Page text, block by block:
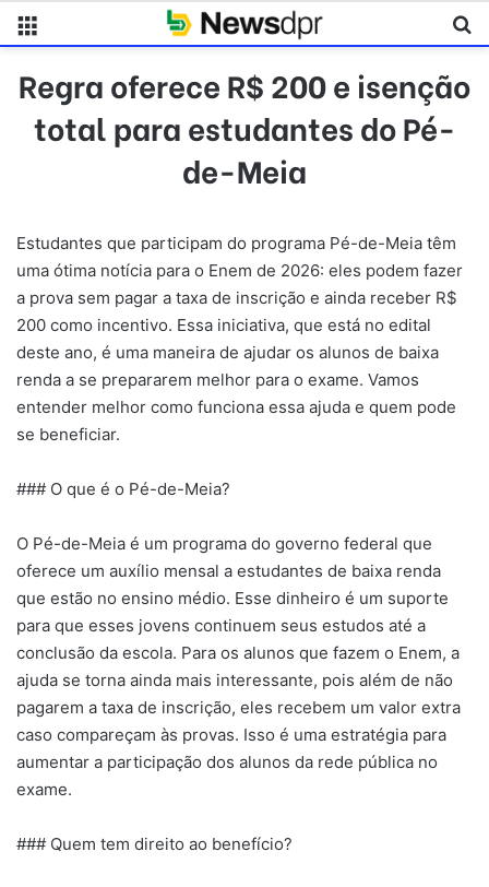
Regra oferece R$ 200 e isenção
total para estudantes do Pé-
de-Meia
Estudantes que participam do programa Pé-de-Meia têm
uma ótima notícia para o Enem de 2026: eles podem fazer
a prova sem pagar a taxa de inscrição e ainda receber R$
200 como incentivo. Essa iniciativa, que está no edital
deste ano, é uma maneira de ajudar os alunos de baixa
renda a se prepararem melhor para o exame. Vamos
entender melhor como funciona essa ajuda e quem pode
se beneficiar.
### O que é o Pé-de-Meia?
O Pé-de-Meia é um programa do governo federal que
oferece um auxílio mensal a estudantes de baixa renda
que estão no ensino médio. Esse dinheiro é um suporte
para que esses jovens continuem seus estudos até a
conclusão da escola. Para os alunos que fazem o Enem, a
ajuda se torna ainda mais interessante, pois além de não
pagarem a taxa de inscrição, eles recebem um valor extra
caso compareçam às provas. Isso é uma estratégia para
aumentar a participação dos alunos da rede pública no
exame.
### Quem tem direito ao benefício?